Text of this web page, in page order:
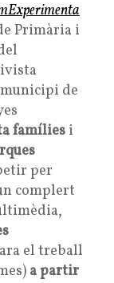
Primària i
de
famílies i
per
complert
el treball
a partir